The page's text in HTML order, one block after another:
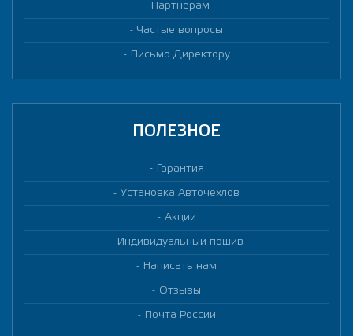
Партнерам
Частые вопросы
Письмо Директору
ПОЛЕЗНОЕ
Гарантия
Установка Авточехлов
Акции
Индивидуальный пошив
Написать нам
Отзывы
Почта России